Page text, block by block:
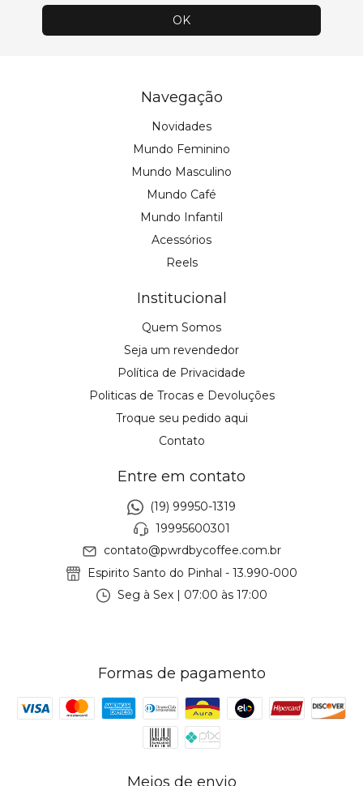
Navegação
Novidades
Mundo Feminino
Mundo Masculino
Mundo Café
Mundo Infantil
Acessórios
Reels
Institucional
Quem Somos
Seja um revendedor
Política de Privacidade
Politicas de Trocas e Devoluções
Troque seu pedido aqui
Contato
Entre em contato
(19) 99950-1319
19995600301
contato@pwrdbycoffee.com.br
Espirito Santo do Pinhal - 13.990-000
Seg à Sex | 07:00 às 17:00
Formas de pagamento
Meios de envio